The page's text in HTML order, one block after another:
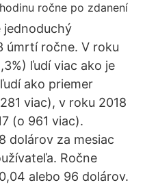
jednoduchý
úmrtí ročne. V roku
ľudí viac ako je
ako priemer
viac), v roku 2018
(o 961 viac).
dolárov za mesiac
Ročne
alebo 96 dolárov.